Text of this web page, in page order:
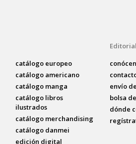
catálogo europeo
catálogo americano
catálogo manga
catálogo libros
ilustrados
catálogo merchandising
catálogo danmei
edición digital
Editorial
envío
bolsa
dónde